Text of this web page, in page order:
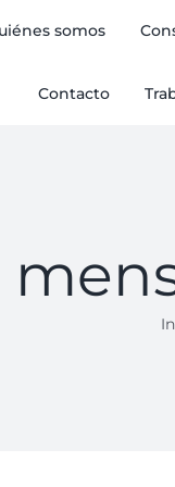
somos
Contacto